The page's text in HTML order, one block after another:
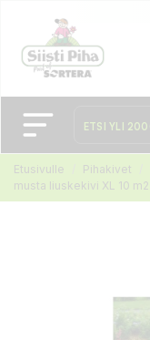
Etusivulle Pihakivet
musta liuskekivi XL 10 m2